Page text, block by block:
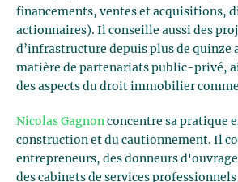
financements, ventes et acquisitions,
actionnaires). Il conseille aussi des
d’infrastructure depuis plus de quinze
matière de partenariats public-privé,
des aspects du droit immobilier
Nicolas Gagnon concentre sa pratique
construction et du cautionnement. Il
entrepreneurs, des donneurs
des cabinets de services